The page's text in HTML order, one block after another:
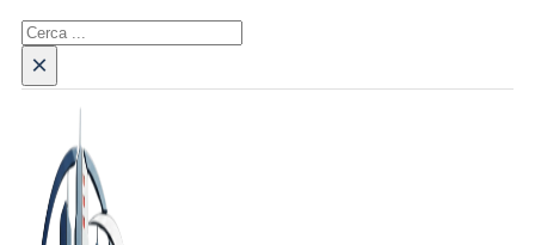
Cerca
×